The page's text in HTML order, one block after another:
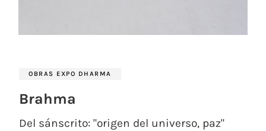
OBRAS EXPO DHARMA
Brahma
Del sánscrito: "origen del universo, paz"